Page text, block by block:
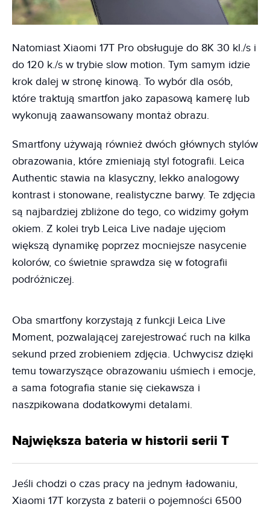
Natomiast Xiaomi 17T Pro obsługuje do 8K 30 kl./s i
do 120 k./s w trybie slow motion. Tym samym idzie
krok dalej w stronę kinową. To wybór dla osób,
które traktują smartfon jako zapasową kamerę lub
wykonują zaawansowany montaż obrazu.
Smartfony używają również dwóch głównych stylów
obrazowania, które zmieniają styl fotografii. Leica
Authentic stawia na klasyczny, lekko analogowy
kontrast i stonowane, realistyczne barwy. Te zdjęcia
są najbardziej zbliżone do tego, co widzimy gołym
okiem. Z kolei tryb Leica Live nadaje ujęciom
większą dynamikę poprzez mocniejsze nasycenie
kolorów, co świetnie sprawdza się w fotografii
podróżniczej.
Oba smartfony korzystają z funkcji Leica Live
Moment, pozwalającej zarejestrować ruch na kilka
sekund przed zrobieniem zdjęcia. Uchwycisz dzięki
temu towarzyszące obrazowaniu uśmiech i emocje,
a sama fotografia stanie się ciekawsza i
naszpikowana dodatkowymi detalami.
Największa bateria w historii serii T
Jeśli chodzi o czas pracy na jednym ładowaniu,
Xiaomi 17T korzysta z baterii o pojemności 6500